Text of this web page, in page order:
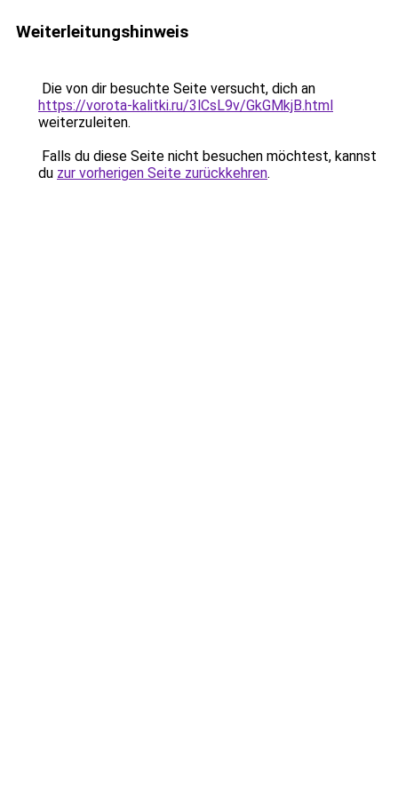
Weiterleitungshinweis
Die von dir besuchte Seite versucht, dich an
https://vorota-kalitki.ru/3lCsL9v/GkGMkjB.html
weiterzuleiten.
Falls du diese Seite nicht besuchen möchtest, kannst
du zur vorherigen Seite zurückkehren.